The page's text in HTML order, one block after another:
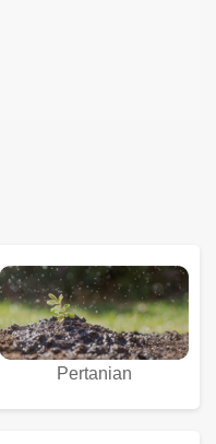
Pertanian